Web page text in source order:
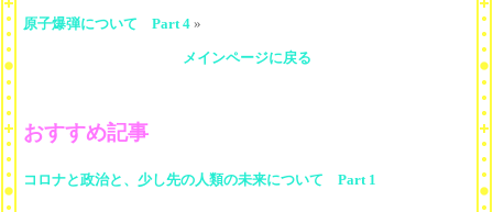
原子爆弾について Part 4 »
メインページに戻る
おすすめ記事
コロナと政治と、少し先の人類の未来について Part 1